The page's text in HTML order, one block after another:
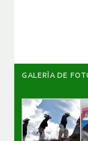
GALERÌA DE